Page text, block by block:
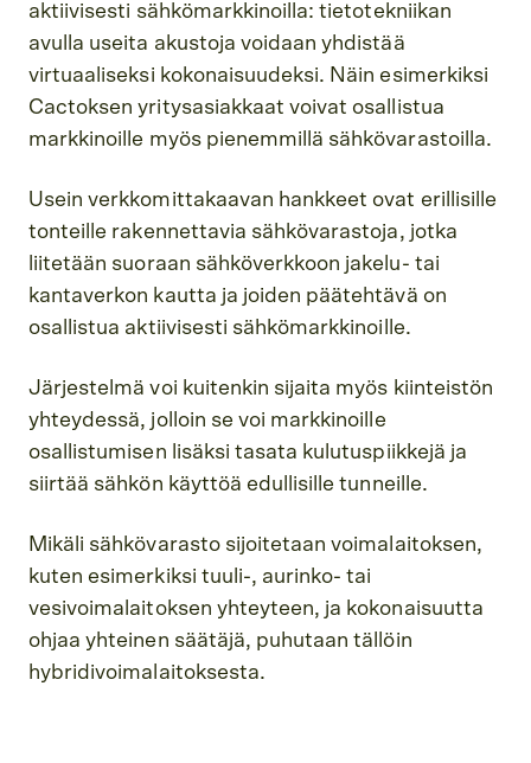
aktiivisesti sähkömarkkinoilla: tietotekniikan
avulla useita akustoja voidaan yhdistää
virtuaaliseksi kokonaisuudeksi. Näin esimerkiksi
Cactoksen yritysasiakkaat voivat osallistua
markkinoille myös pienemmillä sähkövarastoilla.
Usein verkkomittakaavan hankkeet ovat erillisille
tonteille rakennettavia sähkövarastoja, jotka
liitetään suoraan sähköverkkoon jakelu- tai
kantaverkon kautta ja joiden päätehtävä on
osallistua aktiivisesti sähkömarkkinoille.
Järjestelmä voi kuitenkin sijaita myös kiinteistön
yhteydessä, jolloin se voi markkinoille
osallistumisen lisäksi tasata kulutuspiikkejä ja
siirtää sähkön käyttöä edullisille tunneille.
Mikäli sähkövarasto sijoitetaan voimalaitoksen,
kuten esimerkiksi tuuli-, aurinko- tai
vesivoimalaitoksen yhteyteen, ja kokonaisuutta
ohjaa yhteinen säätäjä, puhutaan tällöin
hybridivoimalaitoksesta.